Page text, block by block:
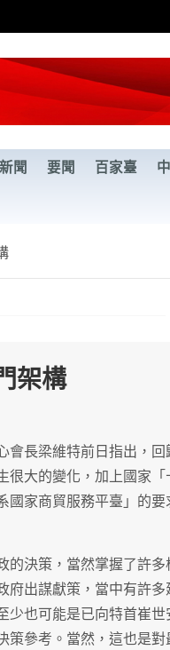
聞 要聞 百家臺
架構
會長梁維特前日指出，
大的變化，加上國家「
國家商貿服務平臺」的要
的決策，當然掌握了許多
府出謀獻策，當中有許多
少也可能是已向特首崔世
策參考。當然，這也是對